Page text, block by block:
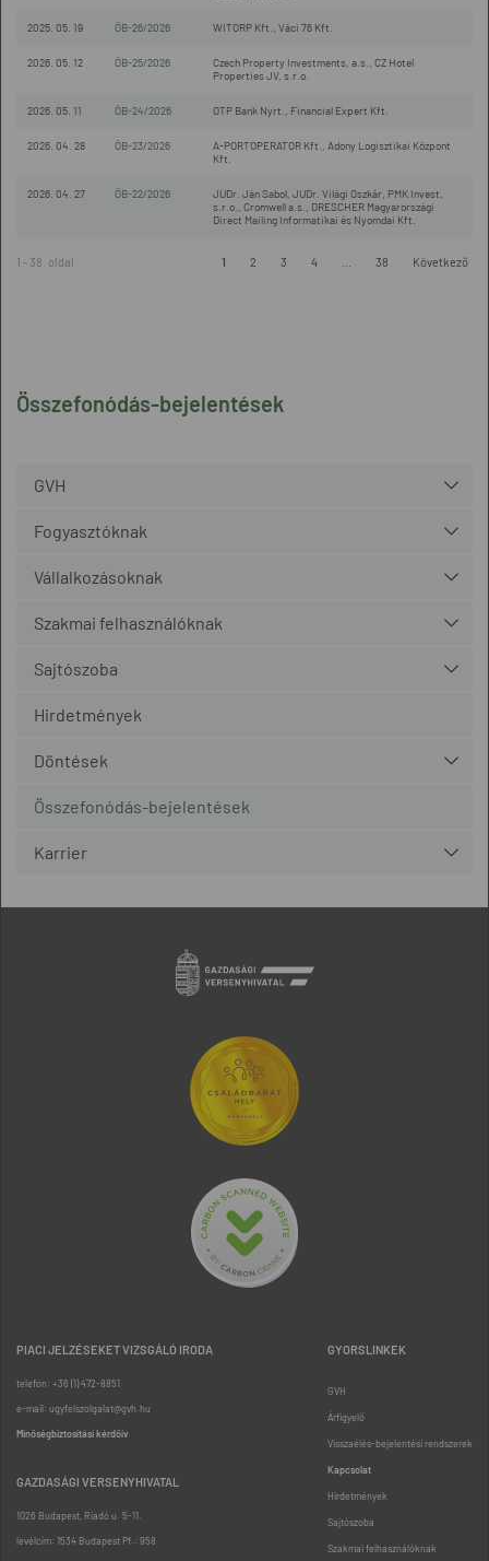
Összefonódás-bejelentések
GVH
Fogyasztóknak
Vállalkozásoknak
Szakmai felhasználóknak
Sajtószoba
Hirdetmények
Döntések
Összefonódás-bejelentések
Karrier
2025. 05. 19 ÖB-26/2026 WITORP Kft., Váci 76 Kft.
2026. 05. 12 ÖB-25/2026
Czech Property Investments, a.s., CZ Hotel
Properties JV, s.r.o.
2026. 05. 11 ÖB-24/2026 OTP Bank Nyrt., Financial Expert Kft.
2026. 04. 28 ÖB-23/2026
A-PORTOPERATOR Kft., Adony Logisztikai Központ
Kft.
2026. 04. 27 ÖB-22/2026
JUDr. Ján Sabol, JUDr. Világi Oszkár, PMK Invest,
s.r.o., Cromwell a.s., DRESCHER Magyarországi
Direct Mailing Informatikai és Nyomdai Kft.
1 - 38. oldal 1 2 3 4 38 Következő
PIACI JELZÉSEKET VIZSGÁLÓ IRODA
telefon: +36 (1) 472-8851
e-mail: ugyfelszolgalat@gvh.hu
Minőségbiztosítási kérdőív
GAZDASÁGI VERSENYHIVATAL
1026 Budapest, Riadó u. 5-11.
levélcím: 1534 Budapest Pf.: 958
GYORSLINKEK
GVH
Árfigyelő
Visszaélés-bejelentési rendszerek
Kapcsolat
Hirdetmények
Sajtószoba
Szakmai felhasználóknak